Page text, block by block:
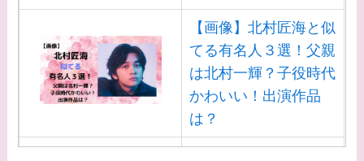
【画像】北村匠海と似
てる有名人３選！父親
は北村一輝？子役時代
かわいい！出演作品
は？